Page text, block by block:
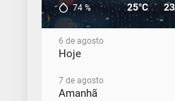
74% 25°C
6 de agosto
Hoje
7 de agosto
Amanhã